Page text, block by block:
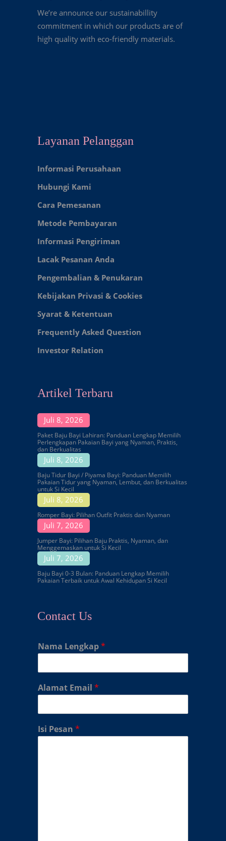
We’re announce our sustainabillity
commitment in which our products are of
high quality with eco-friendly materials.
Layanan Pelanggan
Informasi Perusahaan
Hubungi Kami
Cara Pemesanan
Metode Pembayaran
Informasi Pengiriman
Lacak Pesanan Anda
Pengembalian & Penukaran
Kebijakan Privasi & Cookies
Syarat & Ketentuan
Frequently Asked Question
Investor Relation
Artikel Terbaru
Juli 8, 2026
Paket Baju Bayi Lahiran: Panduan Lengkap Memilih
Perlengkapan Pakaian Bayi yang Nyaman, Praktis,
dan Berkualitas
Juli 8, 2026
Baju Tidur Bayi / Piyama Bayi: Panduan Memilih
Pakaian Tidur yang Nyaman, Lembut, dan Berkualitas
untuk Si Kecil
Juli 8, 2026
Romper Bayi: Pilihan Outfit Praktis dan Nyaman
Juli 7, 2026
Jumper Bayi: Pilihan Baju Praktis, Nyaman, dan
Menggemaskan untuk Si Kecil
Juli 7, 2026
Baju Bayi 0-3 Bulan: Panduan Lengkap Memilih
Pakaian Terbaik untuk Awal Kehidupan Si Kecil
Contact Us
Nama Lengkap*
Alamat Email *
Isi Pesan *